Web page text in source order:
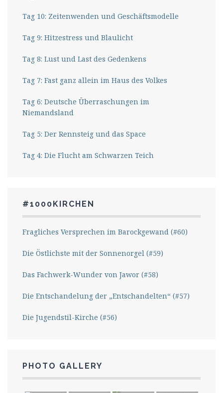
Tag 10: Zeitenwenden und Geschäftsmodelle
Tag 9: Hitzestress und Blaulicht
Tag 8: Lust und Last des Gedenkens
Tag 7: Fast ganz allein im Haus des Volkes
Tag 6: Deutsche Überraschungen im
Niemandsland
Tag 5: Der Rennsteig und das Space
Tag 4: Die Flucht am Schwarzen Teich
#1000KIRCHEN
Fragliches Versprechen im Barockgewand (#60)
Die Östlichste mit der Sonnenorgel (#59)
Das Fachwerk-Wunder von Jawor (#58)
Die Entschandelung der „Entschandelten“ (#57)
Die Jugendstil-Kirche (#56)
PHOTO GALLERY